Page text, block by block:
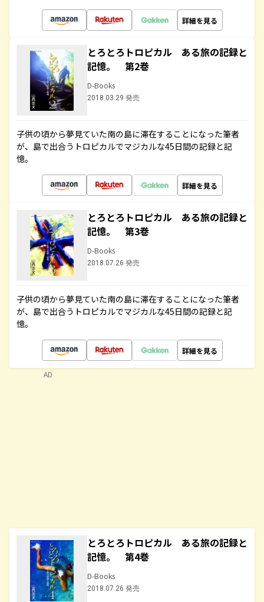
詳細を見る
とろとろトロピカル ある旅の記録と
記憶。 第2巻
D-Books
2018.03.29 発売
子供の頃から夢見ていた南の島に滞在することになった筆者
が、島で出合うトロピカルでマジカルな45日間の記録と記
憶。
詳細を見る
とろとろトロピカル ある旅の記録と
記憶。 第3巻
D-Books
2018.07.26 発売
子供の頃から夢見ていた南の島に滞在することになった筆者
が、島で出合うトロピカルでマジカルな45日間の記録と記
憶。
詳細を見る
とろとろトロピカル ある旅の記録と
記憶。 第4巻
D-Books
2018.07.26 発売
AD